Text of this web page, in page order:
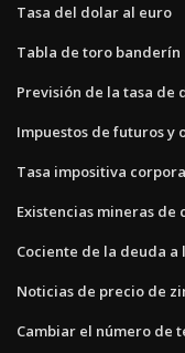
Tasa del dolar al euro
Tabla de toro banderín
Previsión de la tasa de
Impuestos de futuros y
Tasa impositiva
Existencias mineras de
Cociente de la deuda
Noticias de precio de
Cambiar el número de